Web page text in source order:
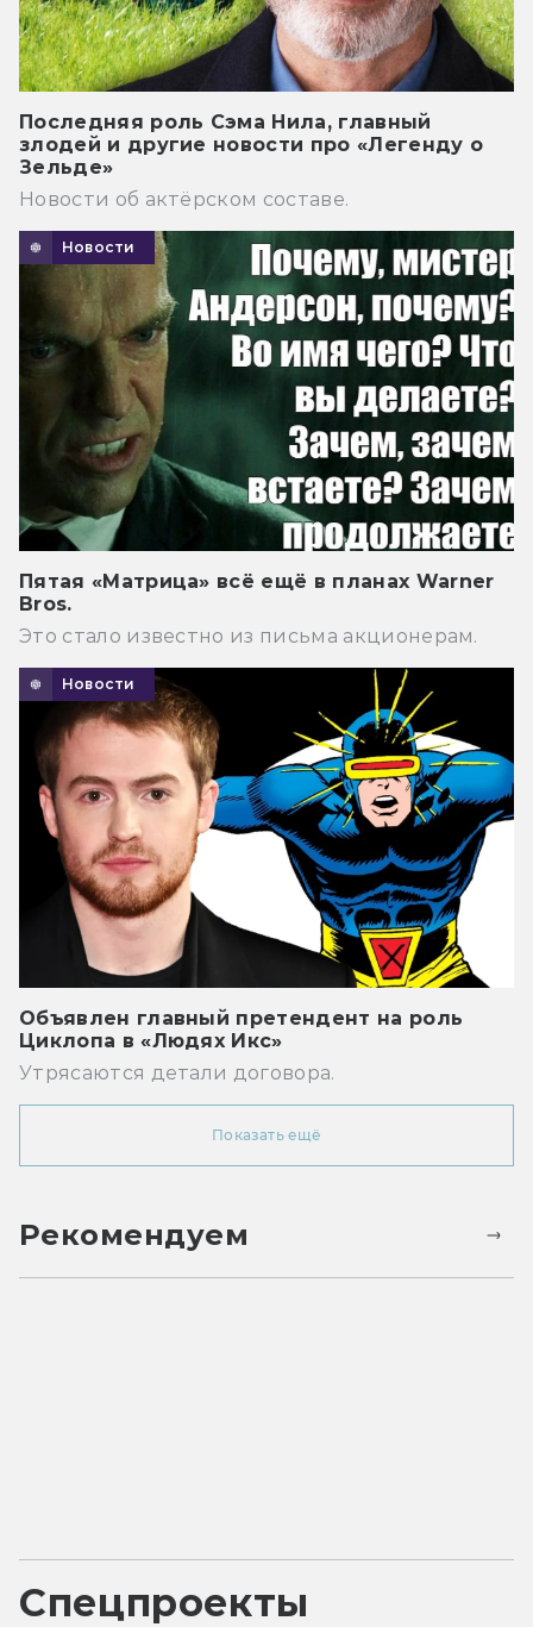
Последняя роль Сэма Нила, главный
злодей и другие новости про «Легенду о
Зельде»
Новости об актёрском составе.
Новости
Пятая «Матрица» всё ещё в планах Warner
Bros.
Это стало известно из письма акционерам.
Новости
Объявлен главный претендент на роль
Циклопа в «Людях Икс»
Утрясаются детали договора.
Показать ещё
Рекомендуем
Спецпроекты